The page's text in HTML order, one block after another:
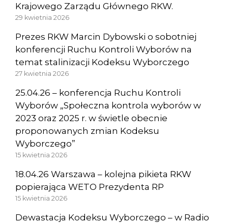
Krajowego Zarządu Głównego RKW.
29 kwietnia 2026
Prezes RKW Marcin Dybowski o sobotniej
konferencji Ruchu Kontroli Wyborów na
temat stalinizacji Kodeksu Wyborczego
27 kwietnia 2026
25.04.26 – konferencja Ruchu Kontroli
Wyborów „Społeczna kontrola wyborów w
2023 oraz 2025 r. w świetle obecnie
proponowanych zmian Kodeksu
Wyborczego”
15 kwietnia 2026
18.04.26 Warszawa – kolejna pikieta RKW
popierająca WETO Prezydenta RP
15 kwietnia 2026
Dewastacja Kodeksu Wyborczego – w Radio